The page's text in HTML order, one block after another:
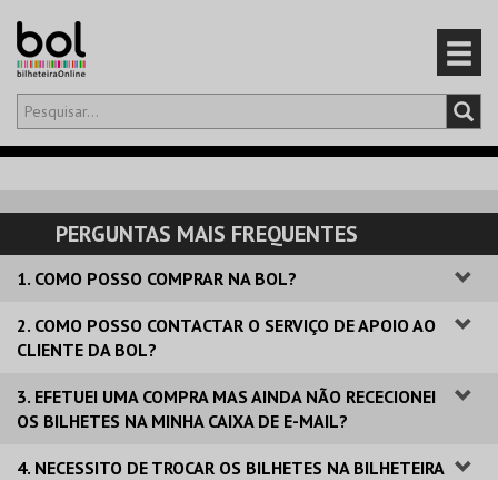
Olá,iniciar sessão
CARRINHO
EVENTOS
CARTÕES
PERGUNTAS MAIS FREQUENTES
1. COMO POSSO COMPRAR NA BOL?
2. COMO POSSO CONTACTAR O SERVIÇO DE APOIO AO
CLIENTE DA BOL?
3. EFETUEI UMA COMPRA MAS AINDA NÃO RECECIONEI
OS BILHETES NA MINHA CAIXA DE E-MAIL?
4. NECESSITO DE TROCAR OS BILHETES NA BILHETEIRA